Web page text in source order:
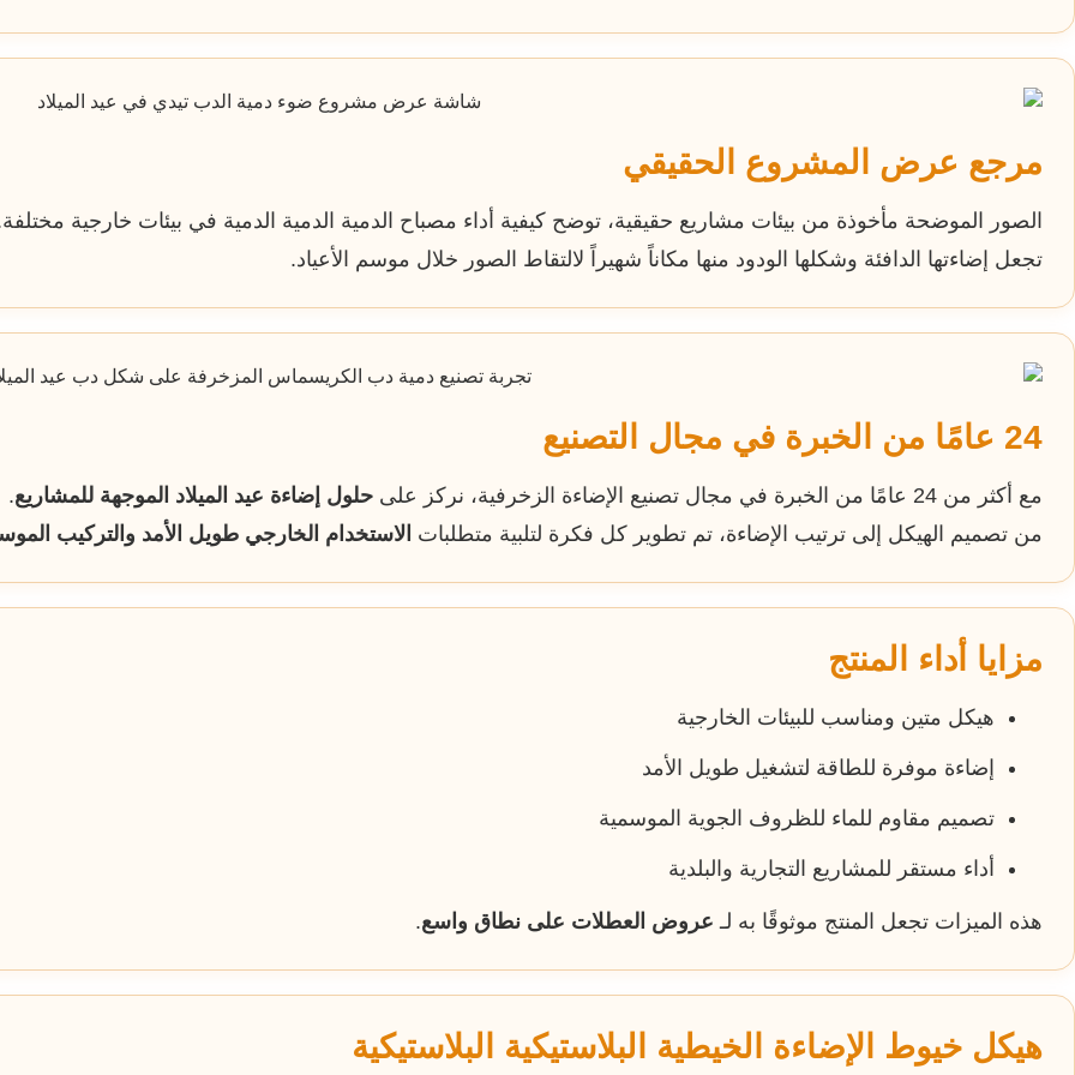
مرجع عرض المشروع الحقيقي
الصور الموضحة مأخوذة من بيئات مشاريع حقيقية، توضح كيفية أداء مصباح الدمية الدمية الدمية في بيئات خارجية
تجعل إضاءتها الدافئة وشكلها الودود منها مكاناً شهيراً لالتقاط الصور خلال موسم الأعياد.
24 عامًا من الخبرة في مجال التصنيع
مع أكثر من 24 عامًا من الخبرة في مجال تصنيع الإضاءة الزخرفية، نركز على حلول إضاءة عيد الميلاد الموجهة للمشاريع.
من تصميم الهيكل إلى ترتيب الإضاءة، تم تطوير كل فكرة لتلبية متطلبات الاستخدام الخارجي طويل الأمد والتركيب
مزايا أداء المنتج
هيكل متين ومناسب للبيئات الخارجية
إضاءة موفرة للطاقة لتشغيل طويل الأمد
تصميم مقاوم للماء للظروف الجوية الموسمية
أداء مستقر للمشاريع التجارية والبلدية
هذه الميزات تجعل المنتج موثوقًا به لـ عروض العطلات على نطاق واسع.
هيكل خيوط الإضاءة الخيطية البلاستيكية البلاستيكية